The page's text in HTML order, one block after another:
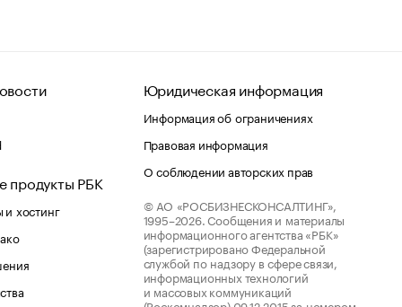
продукты РБК
хостинг
Юридическая информация
Информация об ограничениях
Правовая информация
О соблюдении авторских прав
© АО «РОСБИЗНЕСКОНСАЛТИНГ»,
1995–2026. Сообщения и материалы
информационного агентства «РБК»
(зарегистрировано Федеральной
службой по надзору в сфере связи,
информационных технологий
и массовых коммуникаций